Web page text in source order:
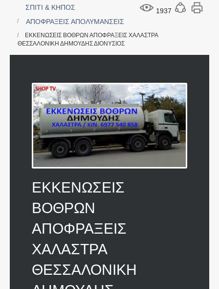
1937
ΣΠΙΤΙ & ΚΗΠΟΣ
ΑΠΟΦΡΑΞΕΙΣ ΑΠΟΛΥΜΑΝΣΕΙΣ
ΕΚΚΕΝΩΣΕΙΣ ΒΟΘΡΩΝ ΑΠΟΦΡΑΞΕΙΣ ΧΑΛΑΣΤΡΑ
ΘΕΣΣΑΛΟΝΙΚΗ ΔΗΜΟΥΔΗΣ ΔΙΟΝΥΣΙΟΣ
ΕΚΚΕΝΩΣΕΙΣ
ΒΟΘΡΩΝ
ΑΠΟΦΡΑΞΕΙΣ
ΧΑΛΑΣΤΡΑ
ΘΕΣΣΑΛΟΝΙΚΗ